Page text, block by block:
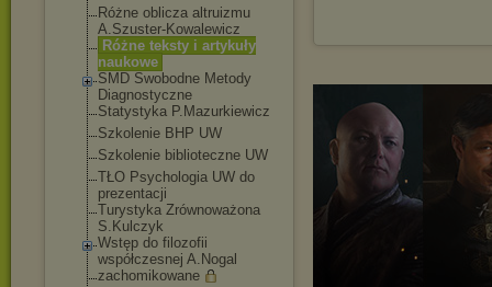
Różne oblicza altruizmu
A.Szuster-Kowalewicz
Różne teksty i artykuły
naukowe
SMD Swobodne Metody
Diagnostyczne
Statystyka P.Mazurkiewicz
Szkolenie BHP UW
Szkolenie biblioteczne UW
TŁO Psychologia UW do
prezentacji
Turystyka Zrównoważona
S.Kulczyk
Wstęp do filozofii
współczesnej A.Nogal
zachomikowane